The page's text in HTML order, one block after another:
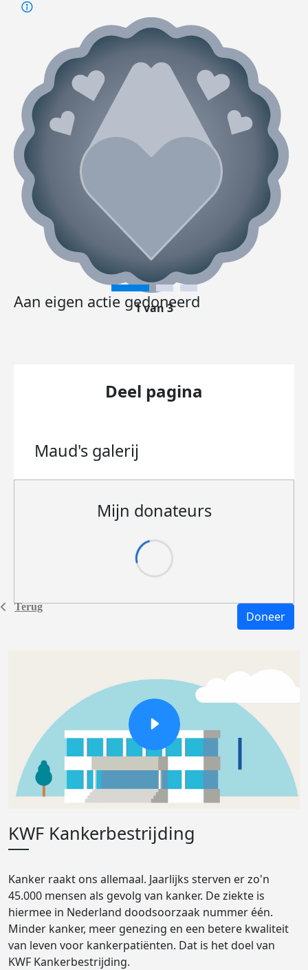
Terug
Aan eigen actie gedoneerd
1 van 3
Deel pagina
Maud's galerij
Mijn donateurs
Doneer
KWF Kankerbestrijding
Kanker raakt ons allemaal. Jaarlijks sterven er zo'n
45.000 mensen als gevolg van kanker. De ziekte is
hiermee in Nederland doodsoorzaak nummer één.
Minder kanker, meer genezing en een betere kwaliteit
van leven voor kankerpatiënten. Dat is het doel van
KWF Kankerbestrijding.